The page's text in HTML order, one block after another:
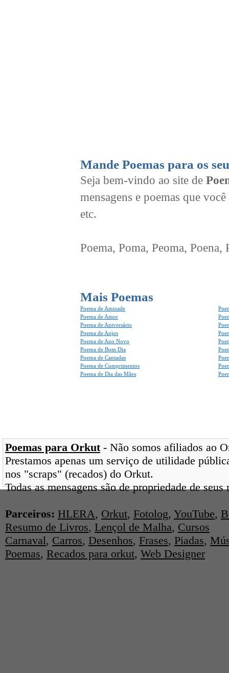
Mande Poemas para os
Seja bem-vindo ao site de
mensagens e poemas que
etc.
Poema, Poma, Peoma,
Mais Poemas
Poema de Amizade
Poema de Amor
Poema de Aniversário
Poema de Anjos
Poema de Ano Novo
Poema de Bom Dia
Poema de Cantadas
Poema de Cumprimentos
Poema de Dia das Mães
Poemas para Orkut- Não somos afiliados ao
Prestamos apenas um serviço de utilidade
nos "scraps" (recados) do Orkut.
Todas as mensagens são de propriedade de
Parceiros: HLERA, Orkut, Fotolog, YouTube,
Resumo de Livros, Lençol de Malha, Cursos
Carnaval, Carros, Desenhos, Frases, Piadas,
Poemas, Recados para orkut, Web Designer